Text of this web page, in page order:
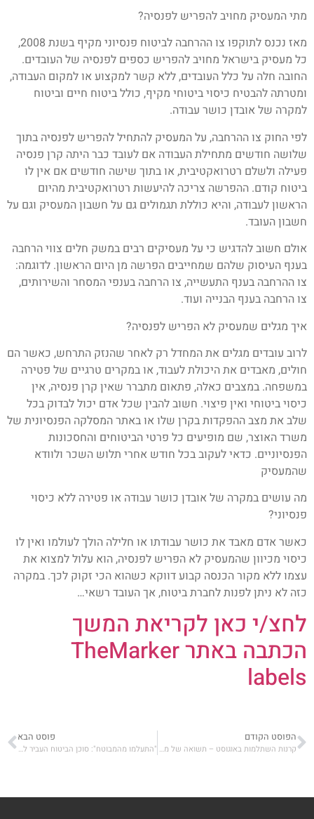
מתי המעסיק מחויב להפריש לפנסיה?
מאז נכנס לתוקפו צו ההרחבה לביטוח פנסיוני מקיף בשנת 2008,
כל מעסיק בישראל מחויב להפריש כספים לפנסיה של העובדים.
החובה חלה על כלל העובדים, ללא קשר למקצוע או למקום העבודה,
ומטרתה להבטיח כיסוי ביטוחי מקיף, כולל ביטוח חיים וביטוח
למקרה של אובדן כושר עבודה.
לפי החוק צו ההרחבה, על המעסיק להתחיל להפריש לפנסיה בתוך
שלושה חודשים מתחילת העבודה אם לעובד כבר היתה קרן פנסיה
פעילה ולשלם רטרואקטיבית, או בתוך שישה חודשים אם אין לו
ביטוח קודם. ההפרשה צריכה להיעשות רטרואקטיבית מהיום
הראשון לעבודה, והיא כוללת תגמולים גם על חשבון המעסיק וגם על
חשבון העובד.
אולם חשוב להדגיש כי על מעסיקים רבים במשק חלים צווי הרחבה
בענף העיסוק שלהם שמחייבים הפרשה מן היום הראשון. לדוגמה:
צו ההרחבה בענף התעשייה, צו הרחבה בענפי המסחר והשירותים,
צו הרחבה בענף הבנייה ועוד.
איך מגלים שמעסיק לא הפריש לפנסיה?
לרוב עובדים מגלים את המחדל רק לאחר שהנזק התרחש, כאשר הם
חולים, מאבדים את היכולת לעבוד, או במקרים טרגיים של פטירה
במשפחה. במצבים כאלה, פתאום מתברר שאין קרן פנסיה, אין
כיסוי ביטוחי ואין פיצוי. חשוב להבין שכל אדם יכול לבדוק בכל
שלב את מצב ההפקדות בקרן שלו או באתר המסלקה הפנסיונית של
משרד האוצר, שם מופיעים כל פרטי הביטוחים והחסכונות
הפנסיוניים. כדאי לעקוב בכל חודש אחרי תלוש השכר ולוודא
שהמעסיק
מה עושים במקרה של אובדן כושר עבודה או פטירה ללא כיסוי
פנסיוני?
כאשר אדם מאבד את כושר עבודתו או חלילה הולך לעולמו ואין לו
כיסוי מכיוון שהמעסיק לא הפריש לפנסיה, הוא עלול למצוא את
עצמו ללא מקור הכנסה קבוע דווקא כשהוא הכי זקוק לכך. במקרה
כזה לא ניתן לפנות לחברת ביטוח, אך העובד רשאי…
לחצ/י כאן לקריאת המשך
הכתבה באתר TheMarker
labels
הפוסט הקודם
קרנות השתלמות באוגוסט – תשואה של מעל 0.7% במסלול הכללי; תשואה של כ-1% במסלול המנייתי
פוסט הבא
"התעלמו מהמבוטח": סוכן הביטוח העביר לקוח לקרן פנסיה ללא ידיעתו וישלם לו פיצוי